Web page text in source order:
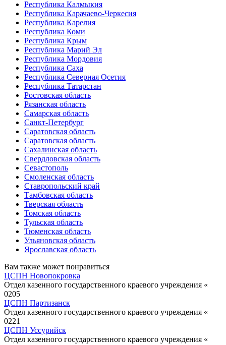
Республика Калмыкия
Республика Карачаево-Черкесия
Республика Карелия
Республика Коми
Республика Крым
Республика Марий Эл
Республика Мордовия
Республика Саха
Республика Северная Осетия
Республика Татарстан
Ростовская область
Рязанская область
Самарская область
Санкт-Петербург
Саратовская область
Саратовская область
Сахалинская область
Свердловская область
Севастополь
Смоленская область
Ставропольский край
Тамбовская область
Тверская область
Томская область
Тульская область
Тюменская область
Ульяновская область
Ярославская область
Вам также может понравиться
ЦСПН Новопокровка
Отдел казенного государственного краевого учреждения «
0205
ЦСПН Партизанск
Отдел казенного государственного краевого учреждения «
0221
ЦСПН Уссурийск
Отдел казенного государственного краевого учреждения «